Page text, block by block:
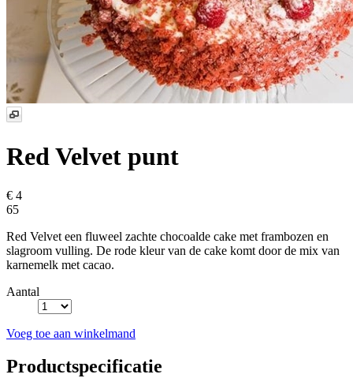
Red Velvet punt
€ 4
65
Red Velvet een fluweel zachte chocoalde cake met frambozen en
slagroom vulling. De rode kleur van de cake komt door de mix van
karnemelk met cacao.
Aantal
Voeg toe aan winkelmand
Productspecificatie